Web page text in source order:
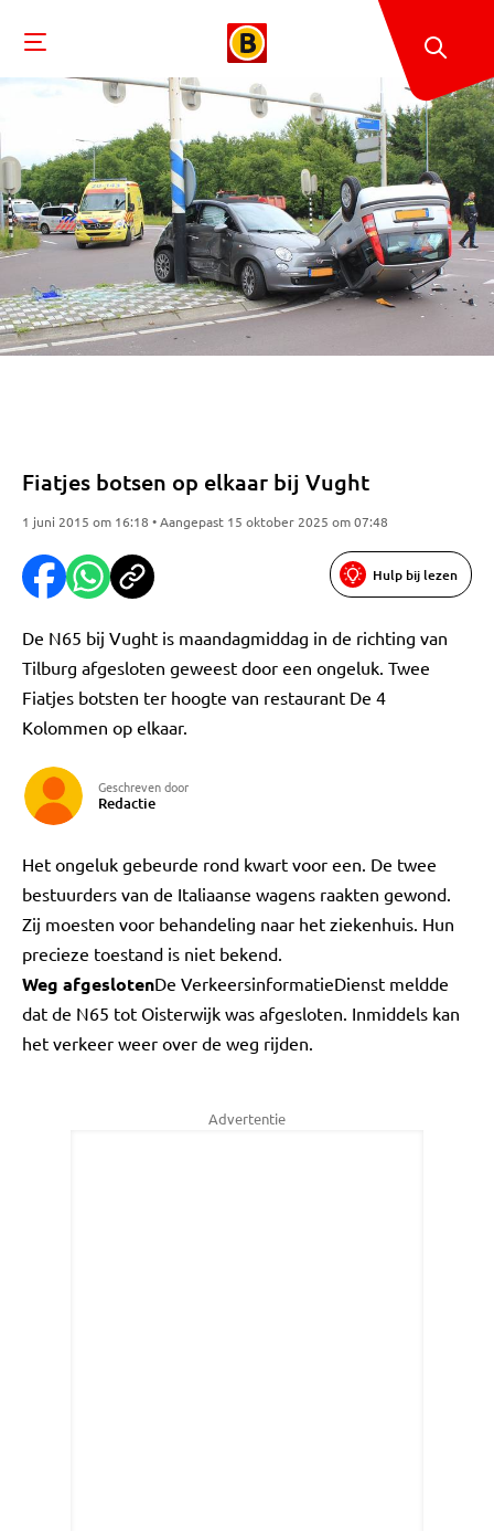
Fiatjes botsen op elkaar bij Vught
1 juni 2015 om 16:18 • Aangepast 15 oktober 2025 om 07:48
Hulp bij lezen
De N65 bij Vught is maandagmiddag in de richting van
Tilburg afgesloten geweest door een ongeluk. Twee
Fiatjes botsten ter hoogte van restaurant De 4
Kolommen op elkaar.
Geschreven door
Redactie
Het ongeluk gebeurde rond kwart voor een. De twee
bestuurders van de Italiaanse wagens raakten gewond.
Zij moesten voor behandeling naar het ziekenhuis. Hun
precieze toestand is niet bekend.
Weg afgeslotenDe VerkeersinformatieDienst meldde
dat de N65 tot Oisterwijk was afgesloten. Inmiddels kan
het verkeer weer over de weg rijden.
Advertentie